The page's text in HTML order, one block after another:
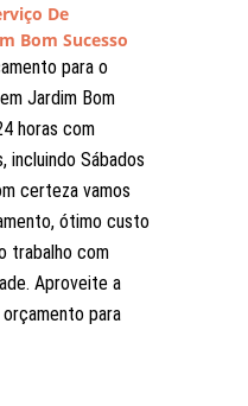
De
Bom Sucesso
para o
Jardim Bom
horas com
incluindo Sábados
certeza vamos
ótimo custo
trabalho com
Aproveite a
para